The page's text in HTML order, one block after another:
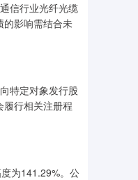
信行业光纤光缆
的影响需结合未
特定对象发行股
行相关注册程
为141.29%。公